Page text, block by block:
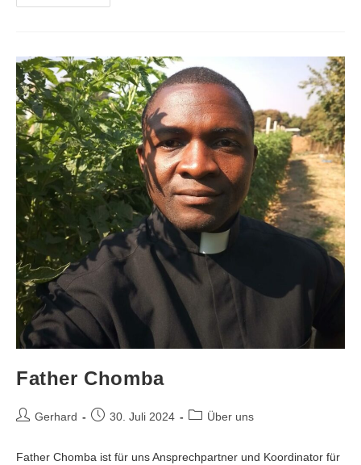
Father Chomba
Gerhard 30. Juli 2024 Über uns
Father Chomba ist für uns Ansprechpartner und Koordinator für